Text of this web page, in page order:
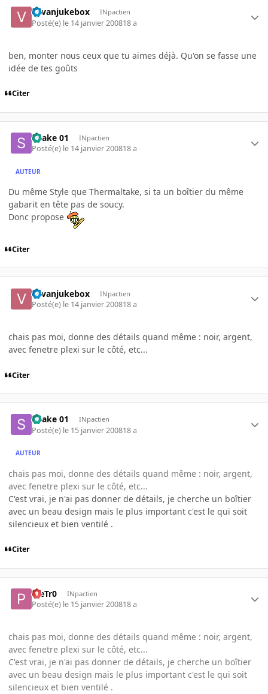
vavanjukebox INpactien
Posté(e) le 14 janvier 200818 a
ben, monter nous ceux que tu aimes déjà. Qu'on se fasse une
idée de tes goûts
Citer
Snake 01 INpactien
Posté(e) le 14 janvier 200818 a
AUTEUR
Du même Style que Thermaltake, si ta un boîtier du même
gabarit en tête pas de soucy.
Donc propose
Citer
vavanjukebox INpactien
Posté(e) le 14 janvier 200818 a
chais pas moi, donne des détails quand même : noir, argent,
avec fenetre plexi sur le côté, etc...
Citer
Snake 01 INpactien
Posté(e) le 15 janvier 200818 a
AUTEUR
chais pas moi, donne des détails quand même : noir, argent,
avec fenetre plexi sur le côté, etc...
C'est vrai, je n'ai pas donner de détails, je cherche un boîtier
avec un beau design mais le plus important c'est le qui soit
silencieux et bien ventilé .
Citer
PieTr0 INpactien
Posté(e) le 15 janvier 200818 a
chais pas moi, donne des détails quand même : noir, argent,
avec fenetre plexi sur le côté, etc...
C'est vrai, je n'ai pas donner de détails, je cherche un boîtier
avec un beau design mais le plus important c'est le qui soit
silencieux et bien ventilé .